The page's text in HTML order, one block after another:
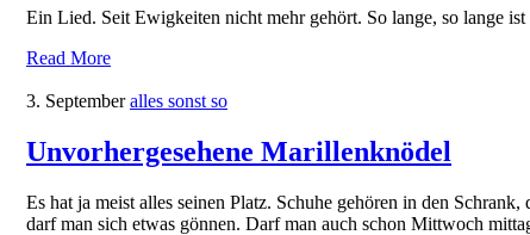
Ein Lied. Seit Ewigkeiten nicht mehr gehört. So lange, so lange
Read More
3. September alles sonst so
Unvorhergesehene Marillenknödel
Es hat ja meist alles seinen Platz. Schuhe gehören in den
darf man sich etwas gönnen. Darf man auch schon Mittwoch